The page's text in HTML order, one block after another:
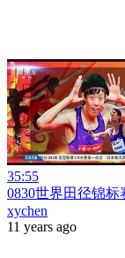
35:55
0830世界田径锦标
xychen
11 years ago